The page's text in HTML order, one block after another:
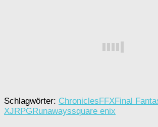
Schlagwörter: Chronicles FFXFinal
XJRPG Runawayssquare enix